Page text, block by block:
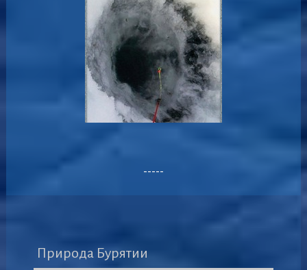
-----
Природа Бурятии